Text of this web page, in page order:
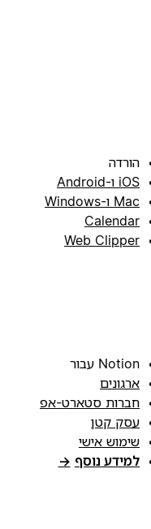
הורדה
iOS ו-Android
Mac ו-Windows
Calendar
Web Clipper
Notion עבור
ארגונים
חברות סטארט-אפ
עסק קטן
שימוש אישי
למידע נוסף →